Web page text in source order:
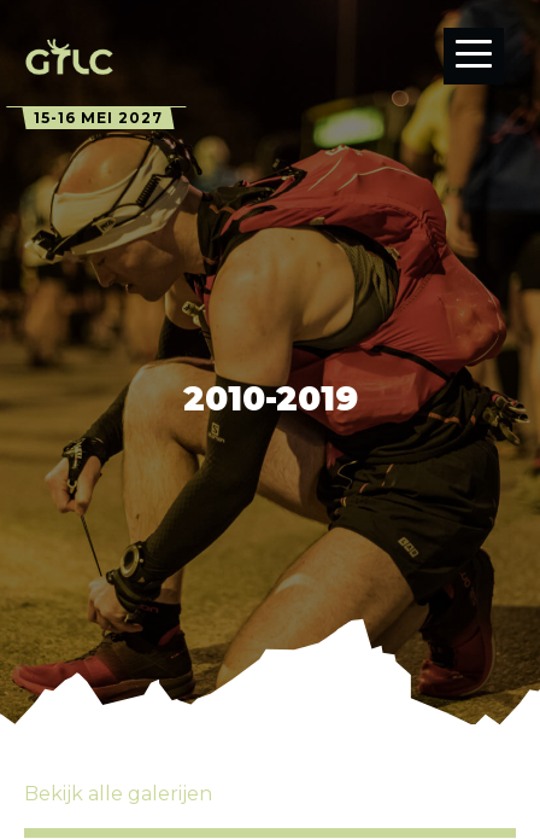
15-16 MEI 2027
2010-2019
Bekijk alle galerijen